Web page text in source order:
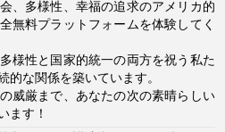
、多様性、幸福の追求のアメリカ的
無料プラットフォームを体験してく
様性と国家的統一の両方を祝う私た
的な関係を築いています。
威厳まで、あなたの次の素晴らしい
ます！